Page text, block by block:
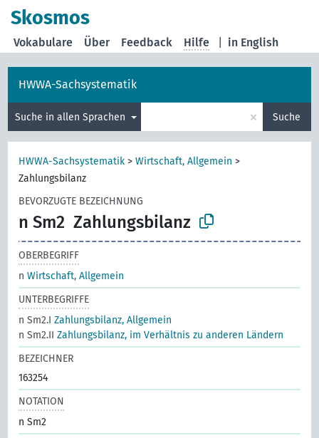
Skosmos
in English
Vokabulare Über Feedback Hilfe
HWWA-Sachsystematik
Suche in allen Sprachen × Suche
HWWA-Sachsystematik >Wirtschaft, Allgemein >
Zahlungsbilanz
BEVORZUGTE BEZEICHNUNG
n Sm2 Zahlungsbilanz
OBERBEGRIFF
nWirtschaft, Allgemein
UNTERBEGRIFFE
n Sm2.IZahlungsbilanz, Allgemein
n Sm2.IIZahlungsbilanz, im Verhältnis zu anderen Ländern
BEZEICHNER
163254
NOTATION
n Sm2